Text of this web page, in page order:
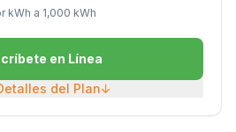
kWh a 1,000 kWh
en Línea
del Plan↓